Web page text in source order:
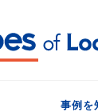
事例を